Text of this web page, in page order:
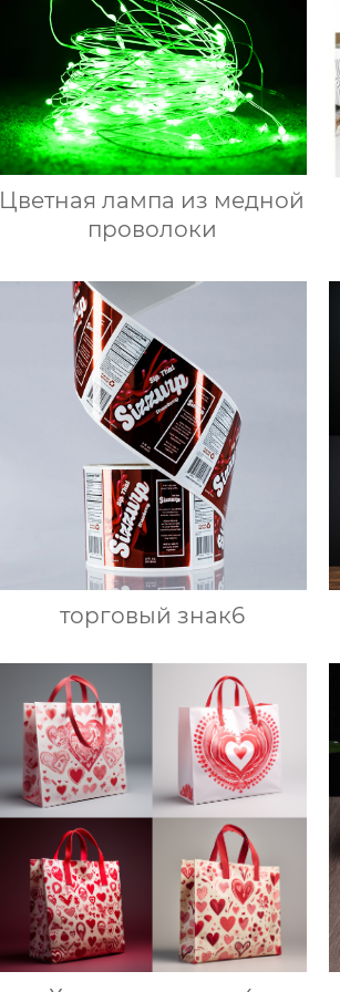
Цветная лампа из медной
проволоки
торговый знак6